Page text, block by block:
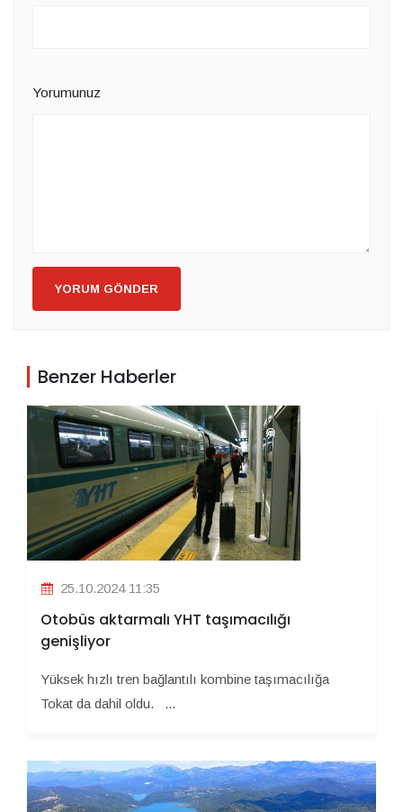
Yorumunuz
YORUM GÖNDER
Benzer Haberler
25.10.2024 11:35
Otobüs aktarmalı YHT taşımacılığı
genişliyor
Yüksek hızlı tren bağlantılı kombine taşımacılığa
Tokat da dahil oldu. ...